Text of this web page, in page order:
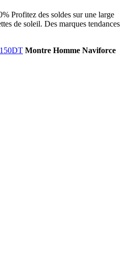
Profitez des soldes sur une large
de soleil. Des marques tendances
Montre Homme Naviforce